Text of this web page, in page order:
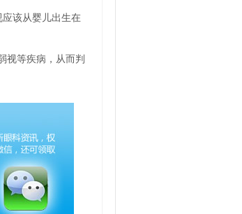
应该从婴儿出生在
视等疾病，从而判